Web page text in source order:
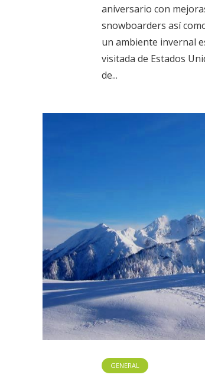
aniversario con
snowboarders así
un ambiente invernal
visitada de Estados
de...
GENERAL